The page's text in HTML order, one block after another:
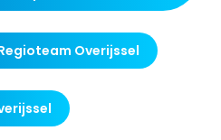
Overijssel